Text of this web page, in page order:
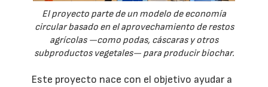
El proyecto parte de un modelo de economía
circular basado en el aprovechamiento de restos
agrícolas —como podas, cáscaras y otros
subproductos vegetales— para producir biochar.
Este proyecto nace con el objetivo ayudar a